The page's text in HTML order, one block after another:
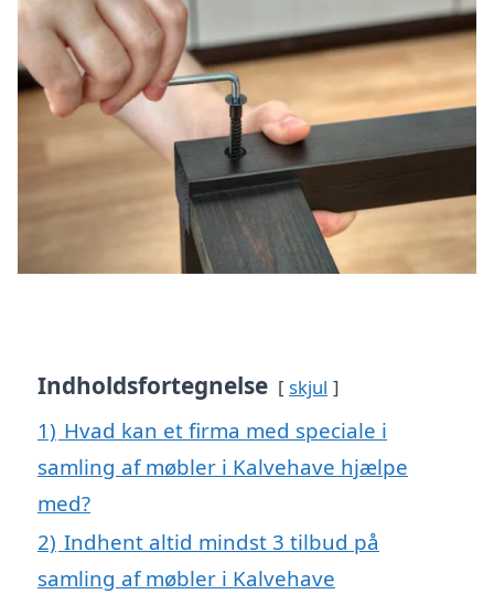
Indholdsfortegnelse skjul
1) Hvad kan et firma med speciale i
samling af møbler i Kalvehave hjælpe
med?
2) Indhent altid mindst 3 tilbud på
samling af møbler i Kalvehave